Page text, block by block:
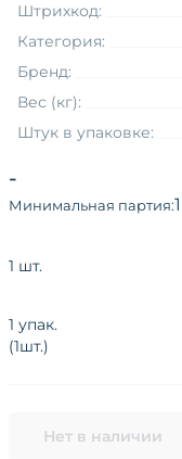
-
Минимальная партия:
1 шт.
1 упак.
(1шт.)
Нет в наличии
Штрихкод:
Категория:
Бренд:
Вес (кг):
Штук в упаковке:
О компании
Поставщикам
Разработано в